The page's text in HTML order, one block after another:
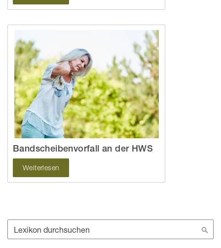
Bandscheibenvorfall an der HWS
Weiterlesen
Suche